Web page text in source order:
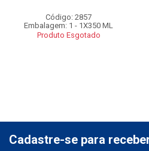
Código: 2857
Embalagem: 1 - 1X350 ML
Produto Esgotado
Cadastre-se para